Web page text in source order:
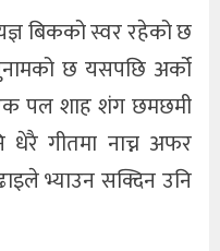
यज्ञ बिकको स्वर रहेको छ
छ यसपछि अर्को
पल शाह शंग छमछमी
गीतमा नाच्न अफर
भ्याउन सक्दिन उनि